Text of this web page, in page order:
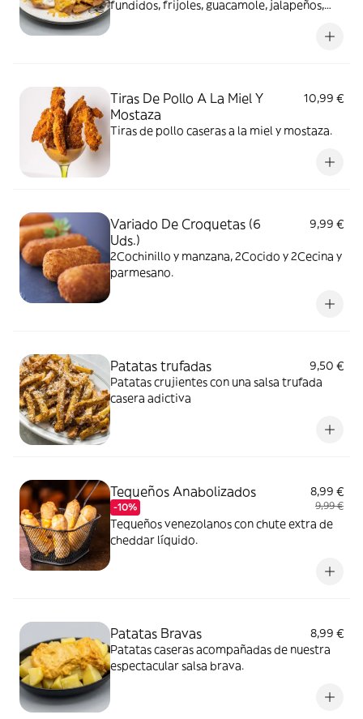
fundidos, frijoles, guacamole, jalapeños,
Tiras De Pollo A La Miel Y
Mostaza
10,99 €
Tiras de pollo caseras a la miel y mostaza.
Variado De Croquetas (6
Uds.)
9,99 €
2Cochinillo y manzana, 2Cocido y 2Cecina y
parmesano.
Patatas trufadas
9,50 €
Patatas crujientes con una salsa trufada
casera adictiva
Tequeños Anabolizados
-10%
8,99 €
9,99 €
Tequeños venezolanos con chute extra de
cheddar líquido.
Patatas Bravas
8,99 €
Patatas caseras acompañadas de nuestra
espectacular salsa brava.